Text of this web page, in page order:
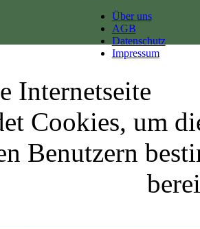
Über uns
AGB
Datenschutz
Impressum
Internetseite
Cookies, um
Benutzern